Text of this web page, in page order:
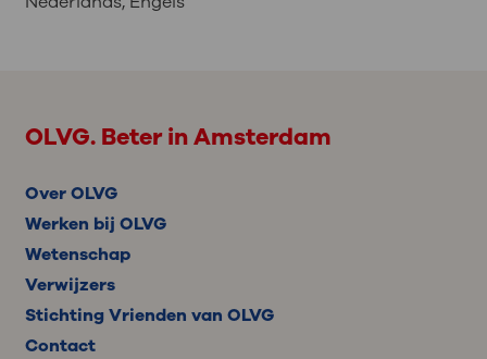
OLVG. Beter in Amsterdam
Over OLVG
Werken bij OLVG
Wetenschap
Verwijzers
Stichting Vrienden van OLVG
Contact